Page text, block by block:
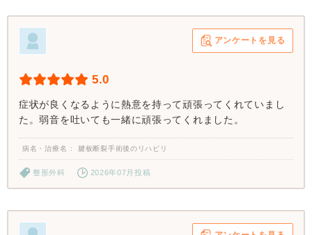
アンケートを見る
5.0
症状が良くなるように熱意を持って頑張ってくれていまし
た。弱音を吐いても一緒に頑張ってくれました。
病名・治療名 腱板断裂手術後のリハビリ
整形外科 2026年07月投稿